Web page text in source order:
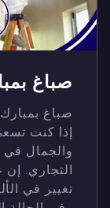
صباغ بمبارك
صباغ
إذا كنت
والجمال
التجاري. إن
تغيير في